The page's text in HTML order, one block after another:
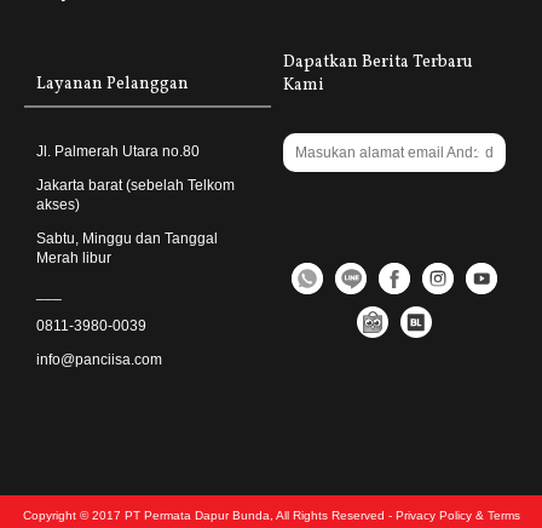
Layanan Pelanggan
Jl. Palmerah Utara no.80
Jakarta barat (sebelah Telkom
akses)
Sabtu, Minggu dan Tanggal
Merah libur
0811-3980-0039
info@panciisa.com
Dapatkan Berita Terbaru
Kami
Copyright © 2017 PT Permata Dapur Bunda, All Rights Reserved - Privacy Policy & Terms